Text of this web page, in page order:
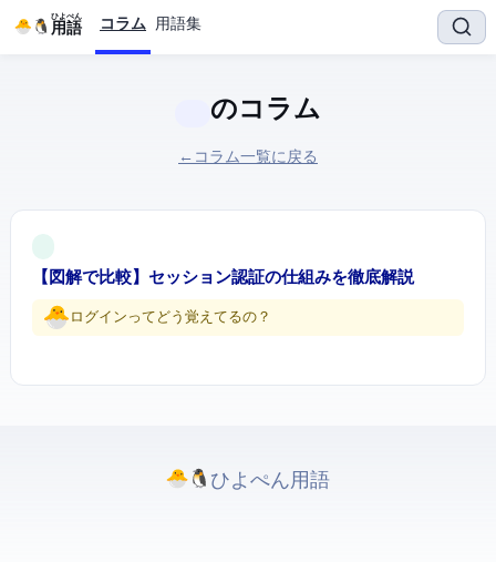
IT用語
ひよぺん コラム 用語集
のコラム
← コラム一覧に戻る
【図解で比較】Cookie vs セッション — Web認証の仕組みを徹底解説
ログインってどう覚えてるの…？
ひよぺんIT用語. All rights reserved.